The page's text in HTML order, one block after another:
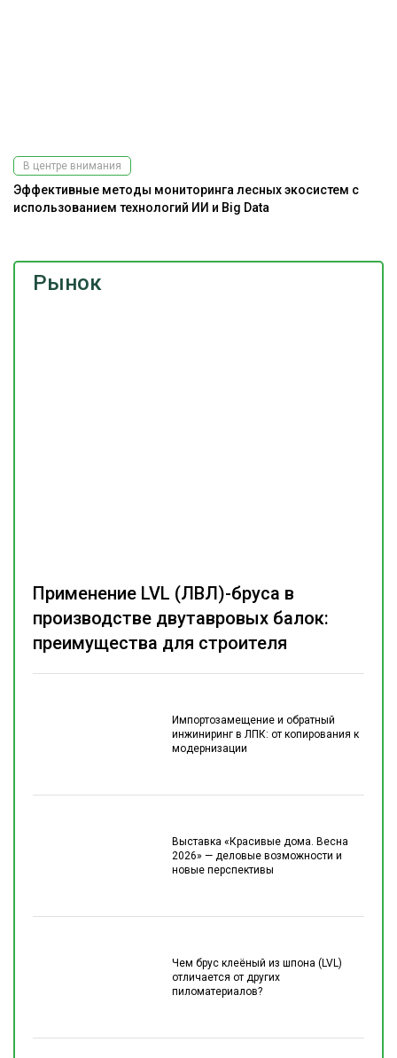
Рынок
Импортозамещение и обратный
инжиниринг в ЛПК: от копирования к
модернизации
Выставка «Красивые дома. Весна
2026» — деловые возможности и
новые перспективы
Чем брус клеёный из шпона (LVL)
отличается от других
пиломатериалов?
Применение LVL (ЛВЛ)-бруса в
производстве двутавровых балок:
преимущества для строителя
В центре внимания
Эффективные методы мониторинга лесных экосистем с
использованием технологий ИИ и Big Data